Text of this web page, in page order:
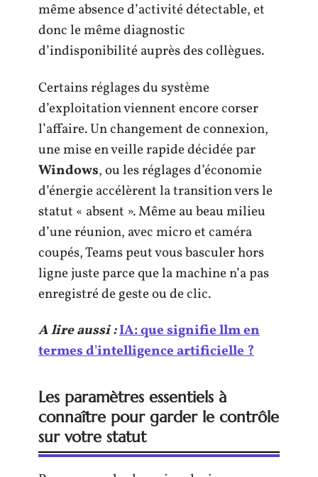
même absence d’activité détectable, et
donc le même diagnostic
d’indisponibilité auprès des collègues.
Certains réglages du système
d’exploitation viennent encore corser
l’affaire. Un changement de connexion,
une mise en veille rapide décidée par
Windows, ou les réglages d’économie
d’énergie accélèrent la transition vers le
statut « absent ». Même au beau milieu
d’une réunion, avec micro et caméra
coupés, Teams peut vous basculer hors
ligne juste parce que la machine n’a pas
enregistré de geste ou de clic.
A lire aussi :IA: que signifie llm en
termes d'intelligence artificielle ?
Les paramètres essentiels à
connaître pour garder le contrôle
sur votre statut